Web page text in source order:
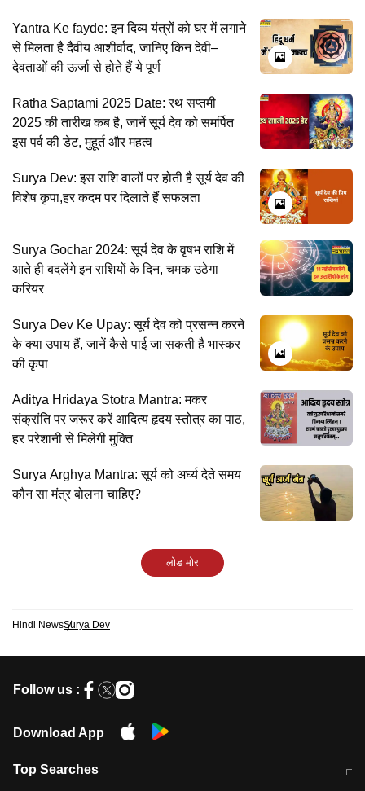
Yantra Ke fayde: इन दिव्य यंत्रों को घर में लगाने
से मिलता है दैवीय आशीर्वाद, जानिए किन देवी–
देवताओं की ऊर्जा से होते हैं ये पूर्ण
Ratha Saptami 2025 Date: रथ सप्तमी
2025 की तारीख कब है, जानें सूर्य देव को समर्पित
इस पर्व की डेट, मुहूर्त और महत्व
Surya Dev: इस राशि वालों पर होती है सूर्य देव की
विशेष कृपा,हर कदम पर दिलाते हैं सफलता
Surya Gochar 2024: सूर्य देव के वृषभ राशि में
आते ही बदलेंगे इन राशियों के दिन, चमक उठेगा
करियर
Surya Dev Ke Upay: सूर्य देव को प्रसन्न करने
के क्या उपाय हैं, जानें कैसे पाई जा सकती है भास्कर
की कृपा
Aditya Hridaya Stotra Mantra: मकर
संक्रांति पर जरूर करें आदित्य हृदय स्तोत्र का पाठ,
हर परेशानी से मिलेगी मुक्ति
Surya Arghya Mantra: सूर्य को अर्घ्य देते समय
कौन सा मंत्र बोलना चाहिए?
लोड मोर
Hindi NewsSurya Dev
Follow us :
Download App
Top Searches